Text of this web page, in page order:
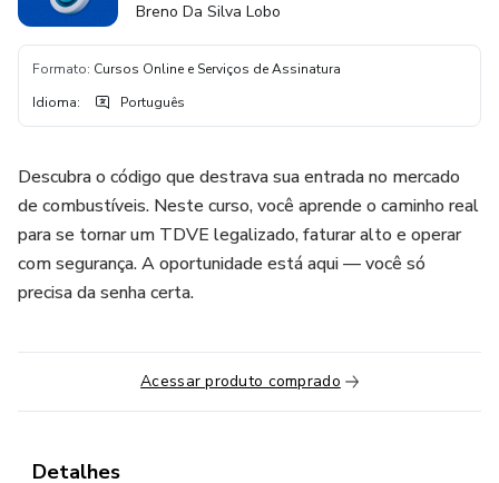
Breno Da Silva Lobo
Formato: Cursos Online e Serviços de Assinatura
Idioma: Português
Descubra o código que destrava sua entrada no mercado
de combustíveis. Neste curso, você aprende o caminho real
para se tornar um TDVE legalizado, faturar alto e operar
com segurança. A oportunidade está aqui — você só
precisa da senha certa.
Acessar produto comprado
Detalhes